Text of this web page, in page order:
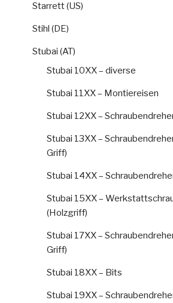
Starrett (US)
Stihl (DE)
Stubai (AT)
Stubai 10XX – diverse
Stubai 11XX – Montiereisen
Stubai 12XX –
Stubai 13XX –
Griff)
Stubai 14XX –
Stubai 15XX –
(Holzgriff)
Stubai 17XX –
Griff)
Stubai 18XX – Bits
Stubai 19XX –